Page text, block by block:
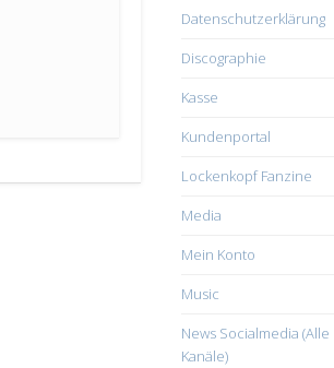
Datenschutzerklärung
Discographie
Kasse
Kundenportal
Lockenkopf Fanzine
Media
Mein Konto
Music
News Socialmedia (Alle
Kanäle)